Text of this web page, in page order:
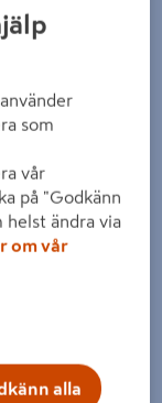
som
vår
på "Godkänn
helst ändra via
om vår
alla